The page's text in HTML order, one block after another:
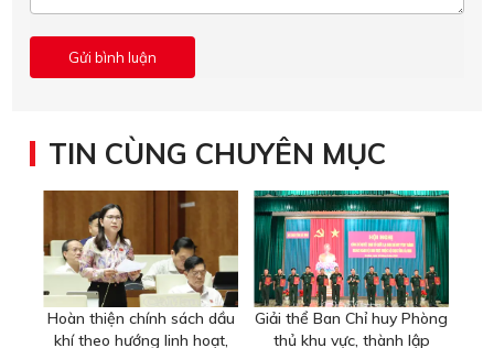
TIN CÙNG CHUYÊN MỤC
Hoàn thiện chính sách dầu
khí theo hướng linh hoạt,
Giải thể Ban Chỉ huy Phòng
thủ khu vực, thành lập